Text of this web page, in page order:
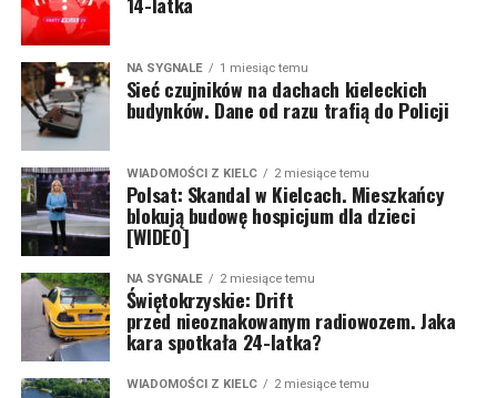
NA SYGNALE 1 miesiąc temu
Sieć czujników na dachach kieleckich
budynków. Dane od razu trafią do Policji
WIADOMOŚCI Z KIELC 2 miesiące temu
Polsat: Skandal w Kielcach. Mieszkańcy
blokują budowę hospicjum dla dzieci
[WIDEO]
NA SYGNALE 2 miesiące temu
Świętokrzyskie: Drift
przed nieoznakowanym radiowozem. Jaka
kara spotkała 24-latka?
WIADOMOŚCI Z KIELC 2 miesiące temu